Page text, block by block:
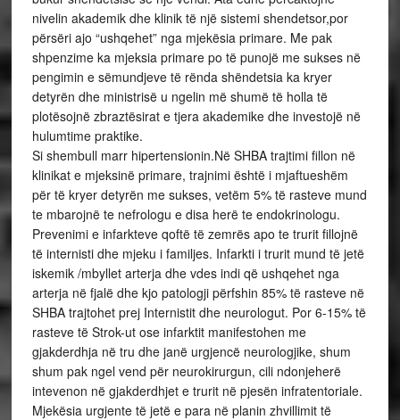
nivelin akademik dhe klinik të një sistemi shendetsor,por
përsëri ajo “ushqehet” nga mjekësia primare. Me pak
shpenzime ka mjeksia primare po të punojë me sukses në
pengimin e sëmundjeve të rënda shëndetsia ka kryer
detyrën dhe ministrisë u ngelin më shumë të holla të
plotësojnë zbraztësirat e tjera akademike dhe investojë në
hulumtime praktike.
Si shembull marr hipertensionin.Në SHBA trajtimi fillon në
klinikat e mjeksinë primare, trajnimi është i mjaftueshëm
për të kryer detyrën me sukses, vetëm 5% të rasteve mund
te mbarojnë te nefrologu e disa herë te endokrinologu.
Prevenimi e infarkteve qoftë të zemrës apo te trurit fillojnë
të internisti dhe mjeku i familjes. Infarkti i trurit mund të jetë
iskemik /mbyllet arterja dhe vdes indi që ushqehet nga
arterja në fjalë dhe kjo patologji përfshin 85% të rasteve në
SHBA trajtohet prej Internistit dhe neurologut. Por 6-15% të
rasteve të Strok-ut ose infarktit manifestohen me
gjakderdhja në tru dhe janë urgjencë neurologjike, shum
shum pak ngel vend për neurokirurgun, cili ndonjeherë
intevenon në gjakderdhjet e trurit në pjesën infratentoriale.
Mjekësia urgjente të jetë e para në planin zhvillimit të